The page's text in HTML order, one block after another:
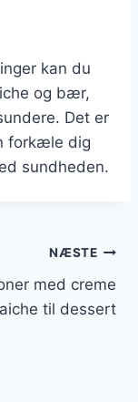
kan du
og bær,
Det er
forkæle dig
sundheden.
NÆSTE
med creme
til dessert